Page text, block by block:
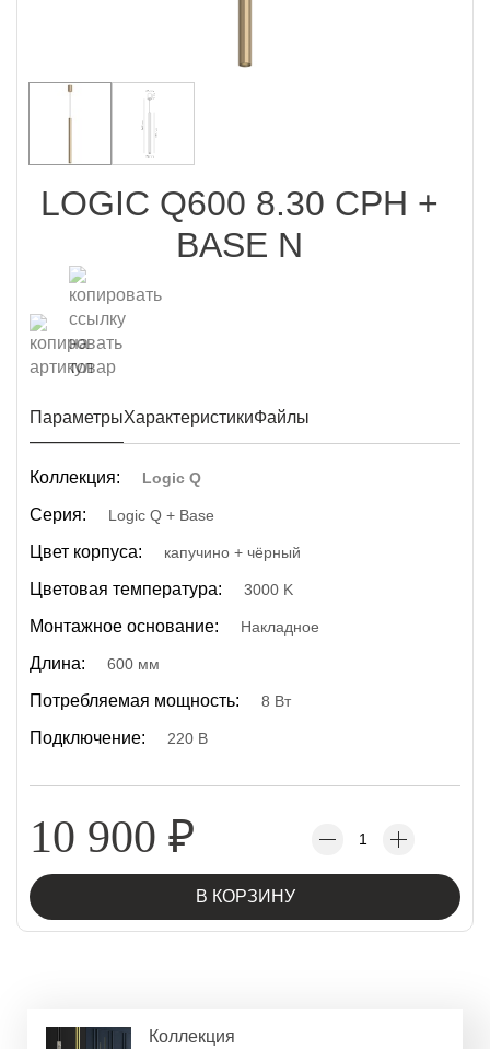
LOGIC Q600 8.30 CPH +
BASE N
ПараметрыХарактеристикиФайлы
Коллекция: Logic Q
Серия: Logic Q + Base
Цвет корпуса: капучино + чёрный
Цветовая температура: 3000 K
Монтажное основание: Накладное
Длина: 600 мм
Потребляемая мощность: 8 Вт
Подключение: 220 В
10 900 ₽
В КОРЗИНУ
Коллекция